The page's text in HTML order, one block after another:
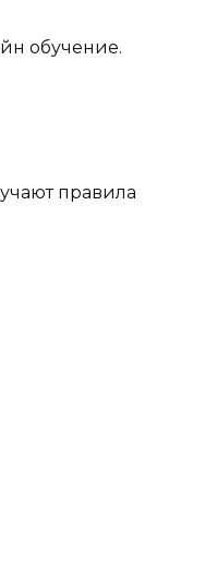
обучение.
правила